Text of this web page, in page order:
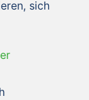
sich